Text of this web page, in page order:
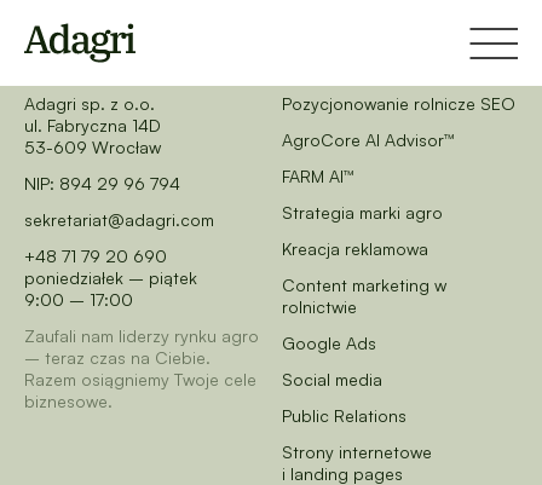
Skontaktuj się z nami
Adagri sp. z o.o.
ul. Fabryczna 14D
53-609 Wrocław
NIP: 894 29 96 794
sekretariat@adagri.com
+48 71 79 20 690
poniedziałek – piątek
9:00 – 17:00
Zaufali nam liderzy rynku agro
– teraz czas na Ciebie.
Razem osiągniemy Twoje cele
biznesowe.
Pozycjonowanie rolnicze SEO
AgroCore AI Advisor™
FARM AI™
Strategia marki agro
Kreacja reklamowa
Content marketing w
rolnictwie
Google Ads
Social media
Public Relations
Strony internetowe
i landing pages